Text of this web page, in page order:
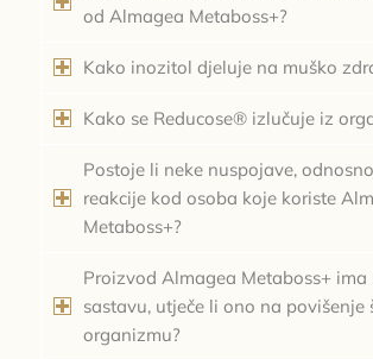
od Almagea Metaboss+?
Kako inozitol djeluje na muško
Kako se Reducose® izlučuje iz
Postoje li neke nuspojave,
reakcije kod osoba koje koriste
Metaboss+?
Proizvod Almagea Metaboss+ ima
sastavu, utječe li ono na povišenje
organizmu?